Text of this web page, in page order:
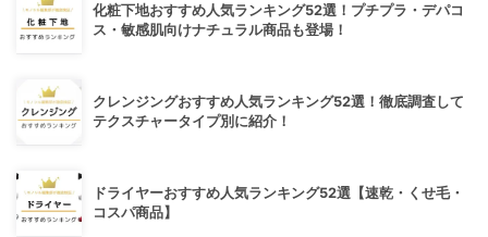
化粧下地おすすめ人気ランキング52選！プチプラ・デパコ
ス・敏感肌向けナチュラル商品も登場！
クレンジングおすすめ人気ランキング52選！徹底調査して
テクスチャータイプ別に紹介！
ドライヤーおすすめ人気ランキング52選【速乾・くせ毛・
コスパ商品】